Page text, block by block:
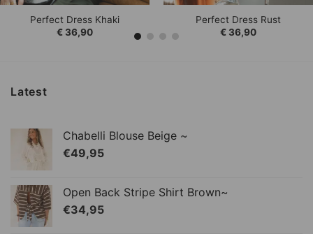
Perfect Dress Khaki
€ 36,90
Perfect Dress Rust
€ 36,90
Latest
Chabelli Blouse Beige ~
€49,95
Open Back Stripe Shirt Brown~
€34,95